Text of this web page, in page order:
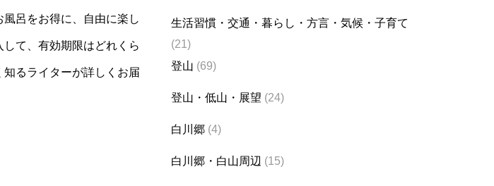
呂をお得に、自由に楽し
て、有効期限はどれくら
るライターが詳しくお届
生活習慣・交通・暮らし・方言・気候・子育て
(21)
登山 (69)
登山・低山・展望 (24)
白川郷 (4)
白川郷・白山周辺 (15)